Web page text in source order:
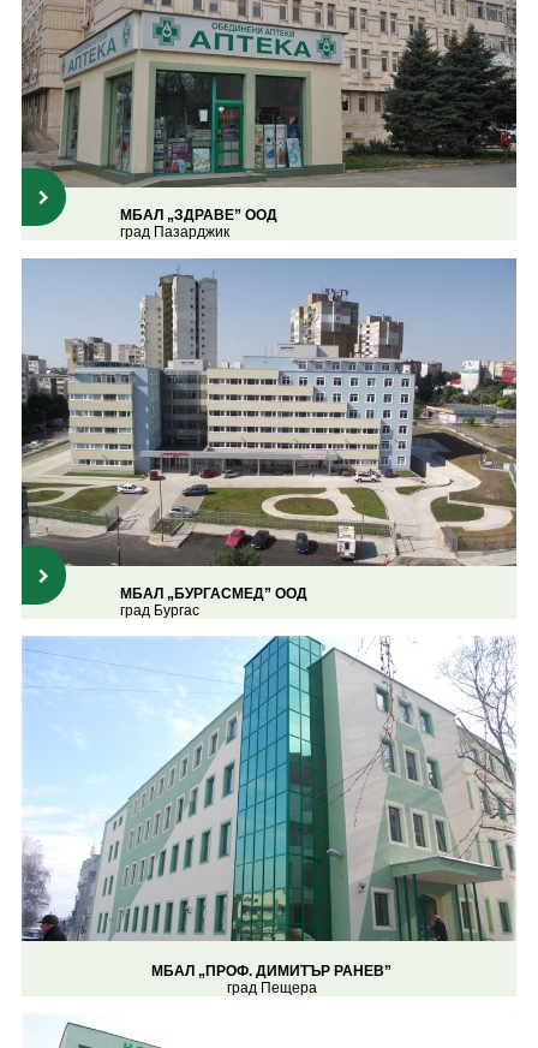
МБАЛ „ЗДРАВЕ” ООД
град Пазарджик
МБАЛ „БУРГАСМЕД” ООД
град Бургас
МБАЛ „ПРОФ. ДИМИТЪР РАНЕВ”
град Пещера